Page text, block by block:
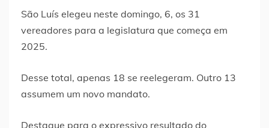
São Luís elegeu neste domingo, 6, os 31
vereadores para a legislatura que começa em
2025.
Desse total, apenas 18 se reelegeram. Outro 13
assumem um novo mandato.
Destaque para o expressivo resultado do